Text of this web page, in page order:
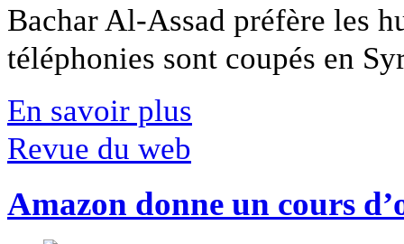
Bachar Al-Assad préfère les
téléphonies sont coupés en
En savoir plus
Revue du web
Amazon donne un cours